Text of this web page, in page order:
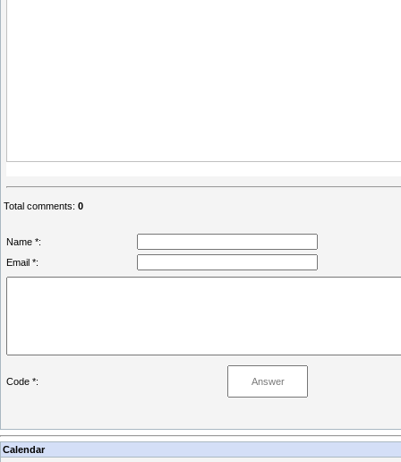
Total comments: 0
Name *:
Email *:
Code *:
Calendar